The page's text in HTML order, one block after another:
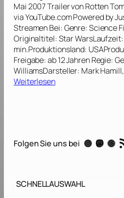
t
[
2
0
1
5
]
ü
c
k
k
e
h
r
d
i
t
:
E
p
i
s
o
d
e
s
e
Mai 2007 Trailer von Rotten
via YouTube.com Powered by
Streamen Bei: Genre: Science
Originaltitel: Star WarsLaufzeit:
min.Produktionsland:
Freigabe: ab 12 Jahren Regie:
WilliamsDarsteller: Mark
Weiterlesen:
a
E
Folgen Sie uns bei Instagram Mastodon Threads
SCHNELLAUSWAHL